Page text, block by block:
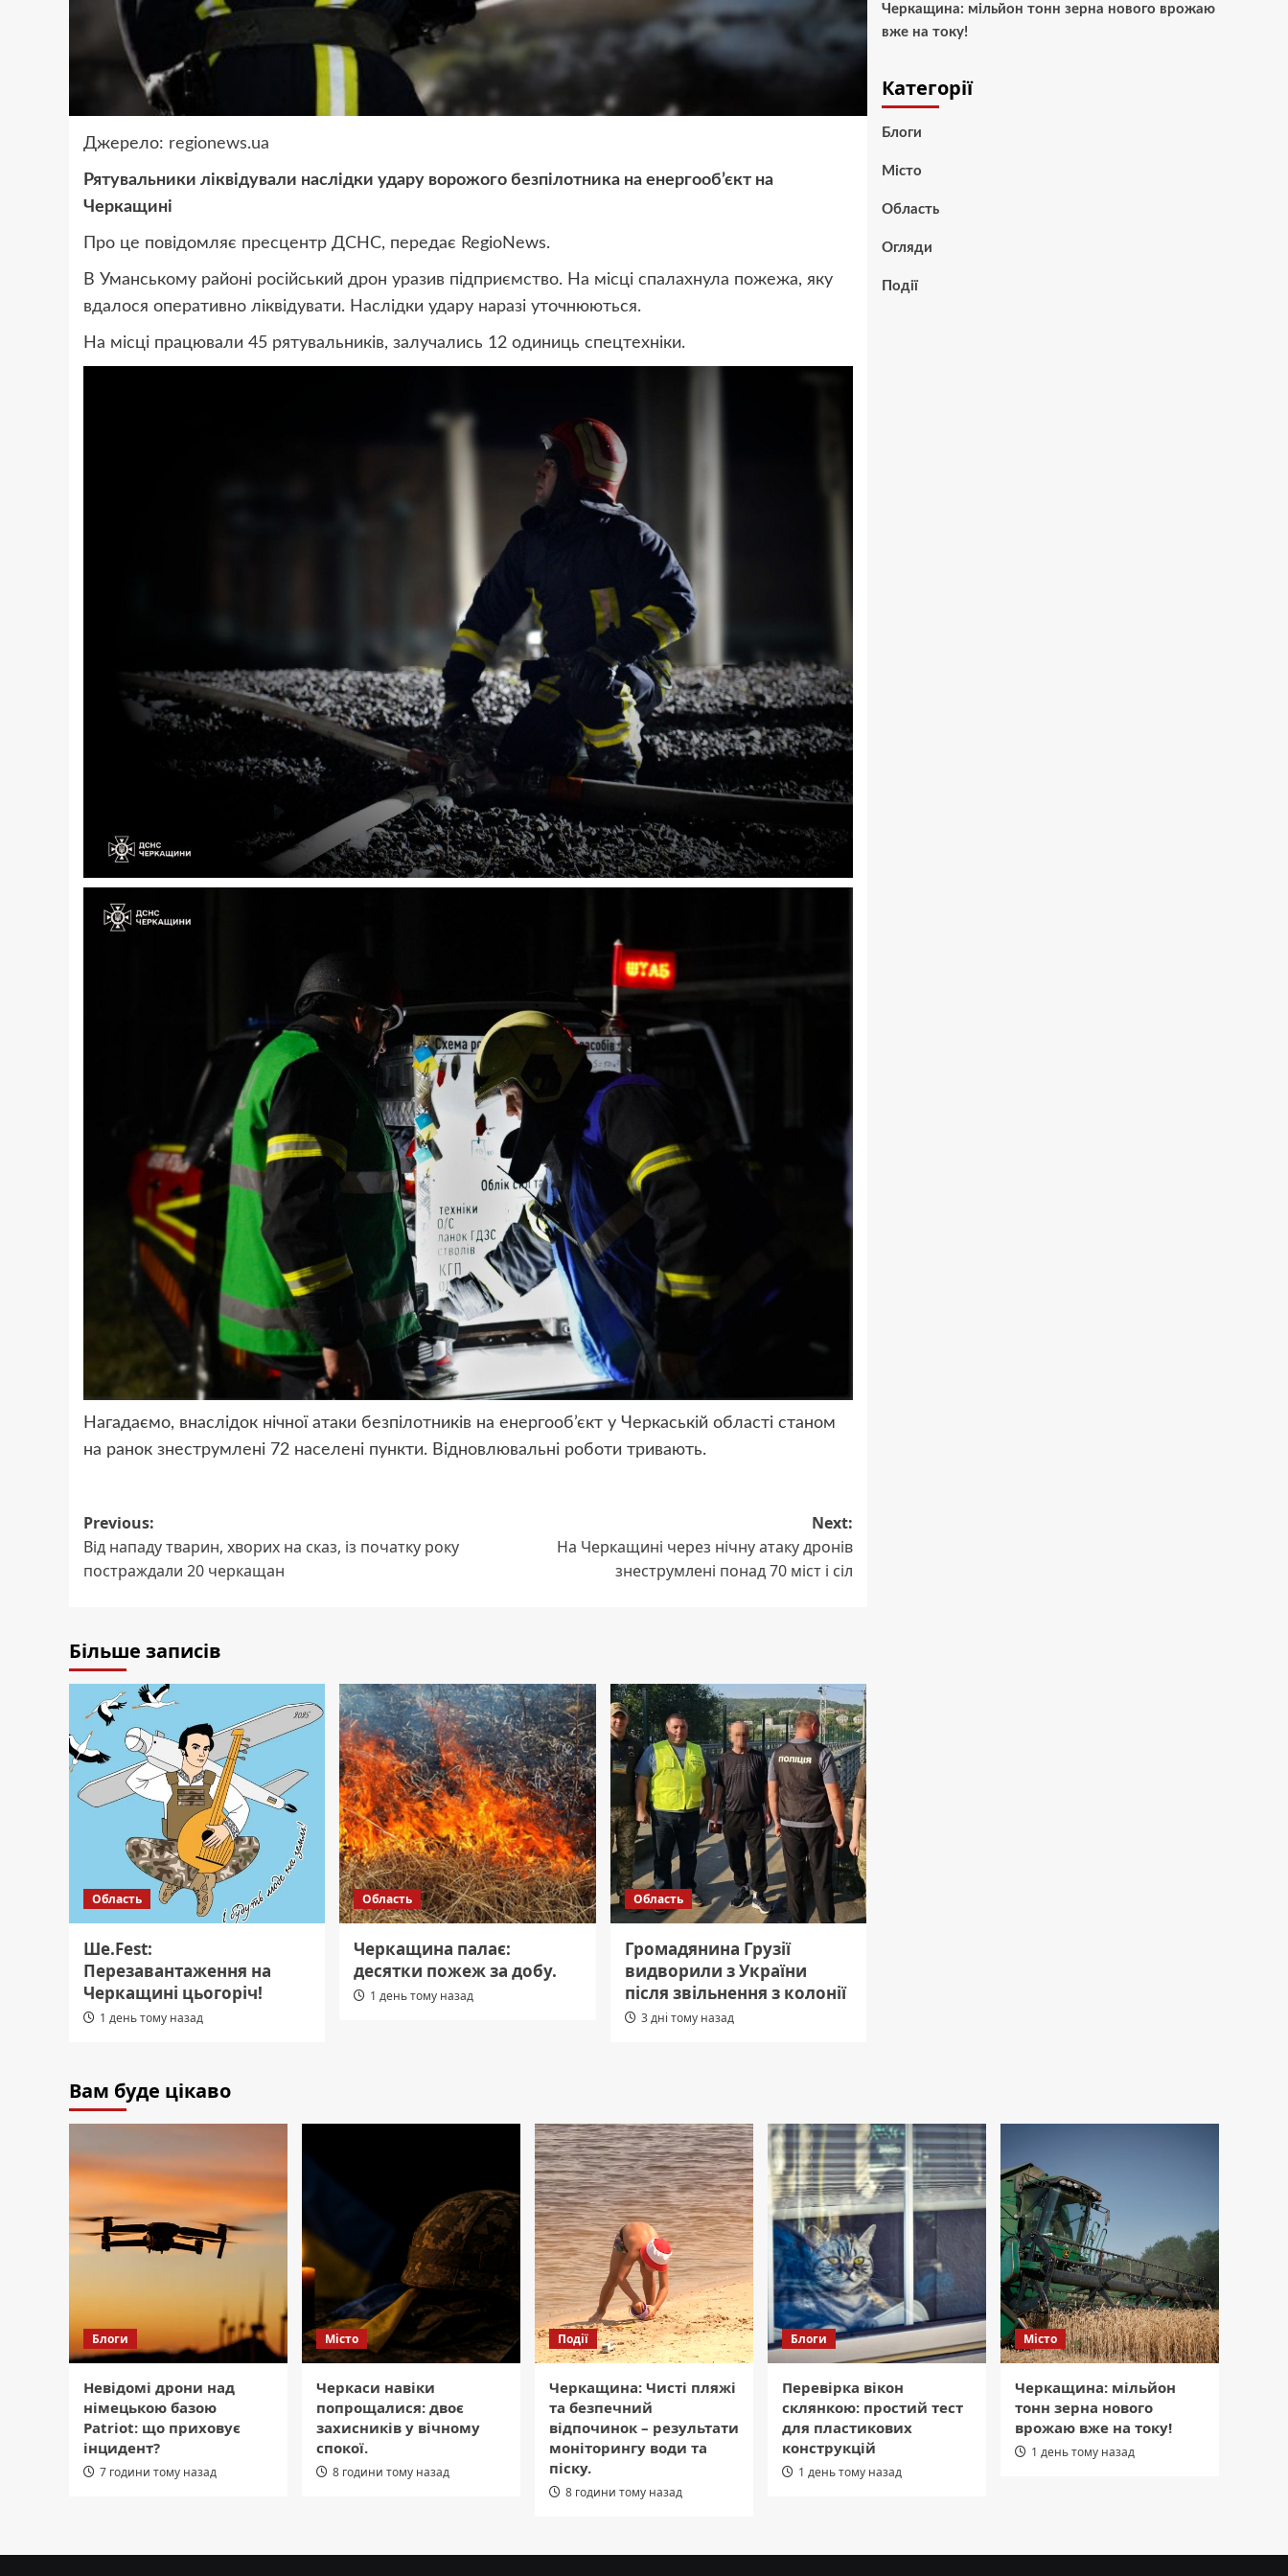
Джерело: regionews.ua
Рятувальники ліквідували наслідки удару ворожого безпілотника на енергооб’єкт на
Черкащині
Про це повідомляє пресцентр ДСНС, передає RegioNews.
В Уманському районі російський дрон уразив підприємство. На місці спалахнула пожежа, яку
вдалося оперативно ліквідувати. Наслідки удару наразі уточнюються.
На місці працювали 45 рятувальників, залучались 12 одиниць спецтехніки.
Нагадаємо, внаслідок нічної атаки безпілотників на енергооб’єкт у Черкаській області станом
на ранок знеструмлені 72 населені пункти. Відновлювальні роботи тривають.
Post
navigation
Previous:
Від нападу тварин, хворих на сказ, із початку року
постраждали 20 черкащан
Next:
На Черкащині через нічну атаку дронів
знеструмлені понад 70 міст і сіл
Більше записів
Область
Ше.Fest:
Перезавантаження на
Черкащині цьогоріч!
1 день тому назад
Область
Черкащина палає:
десятки пожеж за добу.
1 день тому назад
Область
Громадянина Грузії
видворили з України
після звільнення з колонії
3 дні тому назад
Черкащина: мільйон тонн зерна нового врожаю
вже на току!
Категорії
Блоги
Місто
Область
Огляди
Події
Вам буде цікаво
Блоги
Невідомі дрони над
німецькою базою
Patriot: що приховує
інцидент?
7 години тому назад
Місто
Черкаси навіки
попрощалися: двоє
захисників у вічному
спокої.
8 години тому назад
Події
Черкащина: Чисті пляжі
та безпечний
відпочинок – результати
моніторингу води та
піску.
8 години тому назад
Блоги
Перевірка вікон
склянкою: простий тест
для пластикових
конструкцій
1 день тому назад
Місто
Черкащина: мільйон
тонн зерна нового
врожаю вже на току!
1 день тому назад